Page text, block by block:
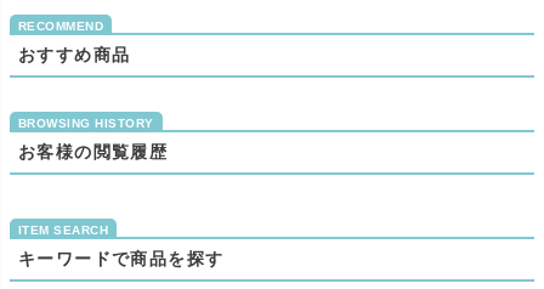
おすすめ商品
お客様の閲覧履歴
キーワードで商品を探す